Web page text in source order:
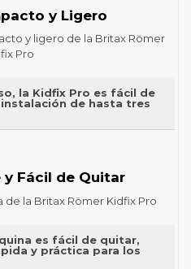
y Ligero
la Kidfix Pro es fácil de
de hasta tres
y Fácil de Quitar
es fácil de quitar,
y práctica para los